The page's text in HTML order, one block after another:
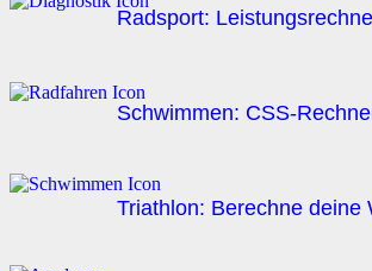
Radsport:
Schwimmen: CSS-
Triathlon: Berechne deine